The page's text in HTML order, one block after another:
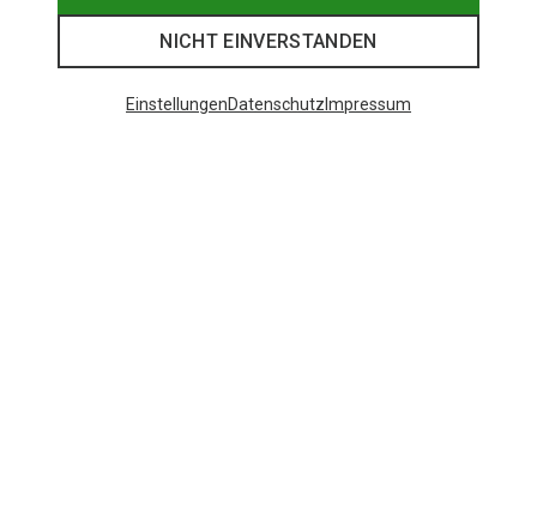
NICHT EINVERSTANDEN
EinstellungenDatenschutz Impressum